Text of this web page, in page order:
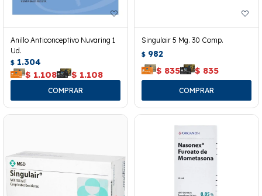
Anillo Anticonceptivo Nuvaring 1
Ud.
$ 1.304
$ 1.108 $ 1.108
Singulair 5 Mg. 30 Comp.
$ 982
$ 835 $ 835